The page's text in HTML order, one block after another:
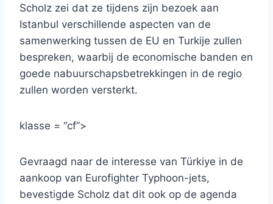
Scholz zei dat ze tijdens zijn bezoek aan
Istanbul verschillende aspecten van de
samenwerking tussen de EU en Turkije zullen
bespreken, waarbij de economische banden en
goede nabuurschapsbetrekkingen in de regio
zullen worden versterkt.
klasse = “cf”>
Gevraagd naar de interesse van Türkiye in de
aankoop van Eurofighter Typhoon-jets,
bevestigde Scholz dat dit ook op de agenda